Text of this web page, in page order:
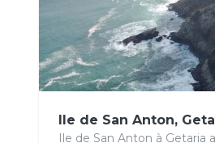
Ile de San Anton,
Ile de San Anton à Getaria